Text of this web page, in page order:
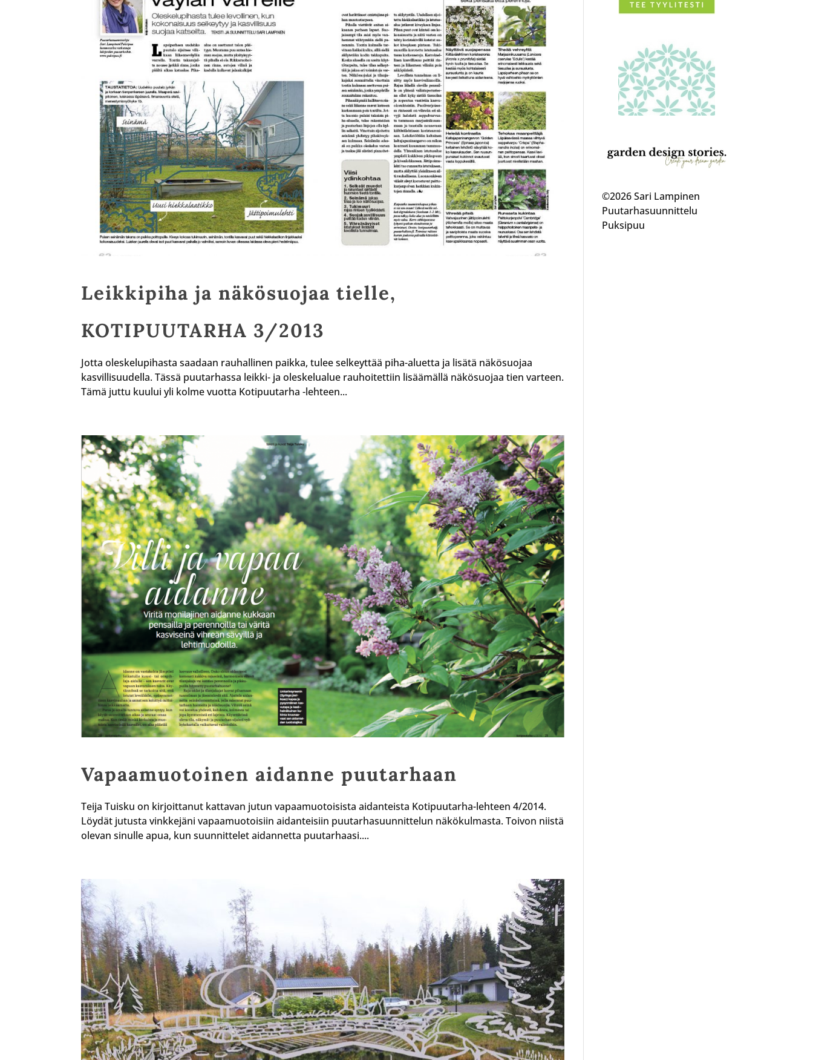
Leikkipiha ja näkösuojaa tielle,
KOTIPUUTARHA 3/2013
Jotta oleskelupihasta saadaan rauhallinen paikka, tulee selkeyttää piha-aluetta ja lisätä näkösuojaa
kasvillisuudella. Tässä puutarhassa leikki- ja oleskelualue rauhoitettiin lisäämällä näkösuojaa tien varteen.
Tämä juttu kuului yli kolme vuotta Kotipuutarha -lehteen...
Vapaamuotoinen aidanne puutarhaan
Teija Tuisku on kirjoittanut kattavan jutun vapaamuotoisista aidanteista Kotipuutarha-lehteen 4/2014.
Löydät jutusta vinkkejäni vapaamuotoisiin aidanteisiin puutarhasuunnittelun näkökulmasta. Toivon niistä
olevan sinulle apua, kun suunnittelet aidannetta puutarhaasi....
©2026 Sari Lampinen
Puutarhasuunnittelu
Puksipuu